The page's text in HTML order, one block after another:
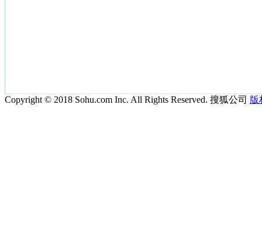
Copyright © 2018 Sohu.com Inc. All Rights Reserved. 搜狐公司 版